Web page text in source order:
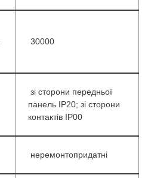
30000
зі сторони передньої
панель IP20; зі сторони
контактів IP00
неремонтопридатні